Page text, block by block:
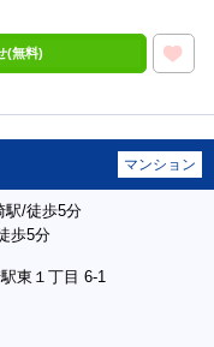
(無料)
マンション
駅/徒歩5分
歩5分
東１丁目 6-1